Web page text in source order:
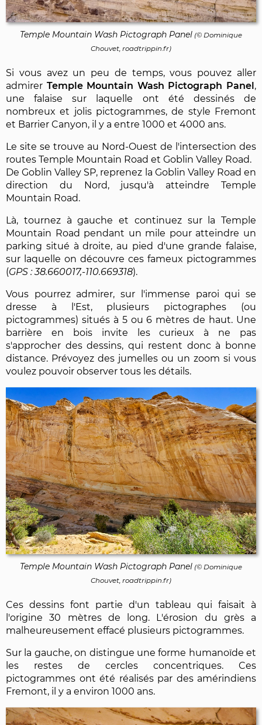
Temple Mountain Wash Pictograph Panel (© Dominique
Chouvet, roadtrippin.fr)
Si vous avez un peu de temps, vous pouvez aller
admirer Temple Mountain Wash Pictograph Panel,
une falaise sur laquelle ont été dessinés de
nombreux et jolis pictogrammes, de style Fremont
et Barrier Canyon, il y a entre 1000 et 4000 ans.
Le site se trouve au Nord-Ouest de l'intersection des
routes Temple Mountain Road et Goblin Valley Road.
De Goblin Valley SP, reprenez la Goblin Valley Road en
direction du Nord, jusqu'à atteindre Temple
Mountain Road.
Là, tournez à gauche et continuez sur la Temple
Mountain Road pendant un mile pour atteindre un
parking situé à droite, au pied d'une grande falaise,
sur laquelle on découvre ces fameux pictogrammes
(
38.660017,-110.669318).
Vous pourrez admirer, sur l'immense paroi qui se
dresse à l'Est, plusieurs pictographes (ou
pictogrammes) situés à 5 ou 6 mètres de haut. Une
barrière en bois invite les curieux à ne pas
s'approcher des dessins, qui restent donc à bonne
distance. Prévoyez des jumelles ou un zoom si vous
voulez pouvoir observer tous les détails.
Temple Mountain Wash Pictograph Panel (© Dominique
Chouvet, roadtrippin.fr)
Ces dessins font partie d'un tableau qui faisait à
l'origine 30 mètres de long. L'érosion du grès a
malheureusement effacé plusieurs pictogrammes.
Sur la gauche, on distingue une forme humanoïde et
les restes de cercles concentriques. Ces
pictogrammes ont été réalisés par des amérindiens
Fremont, il y a environ 1000 ans.